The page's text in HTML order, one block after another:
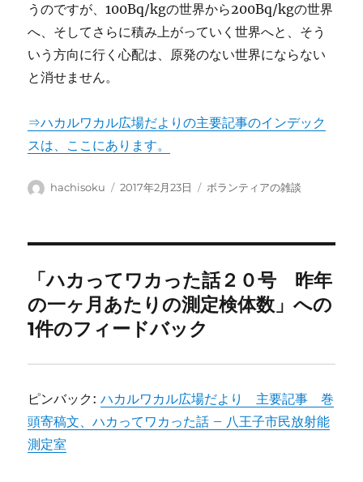
うのですが、100Bq/kgの世界から200Bq/kgの世界
へ、そしてさらに積み上がっていく世界へと、そう
いう方向に行く心配は、原発のない世界にならない
と消せません。
⇒ハカルワカル広場だよりの主要記事のインデック
スは、ここにあります。
投
hachisoku
投
2017年2月23日
カ
ボランティアの雑談
「ハカってワカった話２０号 昨年
の一ヶ月あたりの測定検体数」への
1件のフィードバック
ピンバック:ハカルワカル広場だより 主要記事 巻
頭寄稿文、ハカってワカった話 – 八王子市民放射能
測定室